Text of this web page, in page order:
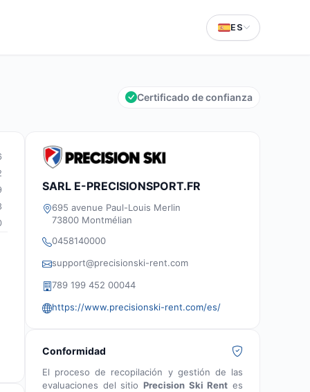
ES
Certificado de confianza
SARL E-PRECISIONSPORT.FR
695 avenue Paul-Louis Merlin
73800 Montmélian
0458140000
support@precisionski-rent.com
789 199 452 00044
https://www.precisionski-rent.com/es/
Conformidad
El proceso de recopilación y gestión de las
evaluaciones del sitio Precision Ski Rent es